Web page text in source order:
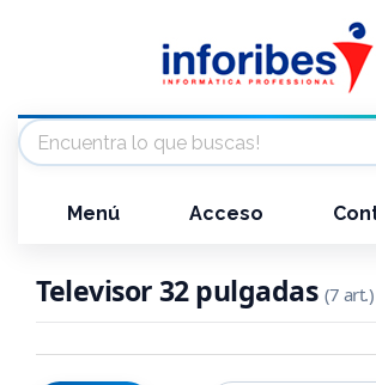
Menú Acceso
Televisor 32 pulgadas(7 art.)